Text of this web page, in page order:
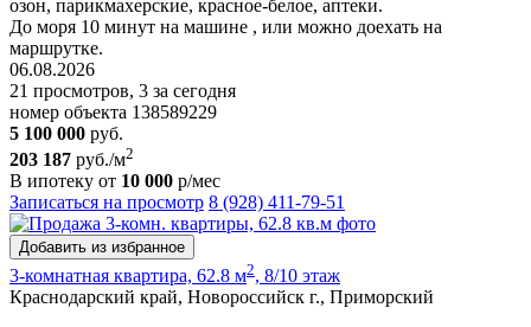
озон, парикмахерские, красное-белое, аптеки.
До моря 10 минут на машине , или можно доехать на
маршрутке.
06.08.2026
21 просмотров, 3 за сегодня
номер объекта 138589229
5 100 000 руб.
203 187 руб./м2
В ипотеку от 10 000 р/мес
Записаться на просмотр 8 (928) 411-79-51
Добавить из избранное
3-комнатная квартира, 62.8 м2, 8/10 этаж
Краснодарский край, Новороссийск г., Приморский